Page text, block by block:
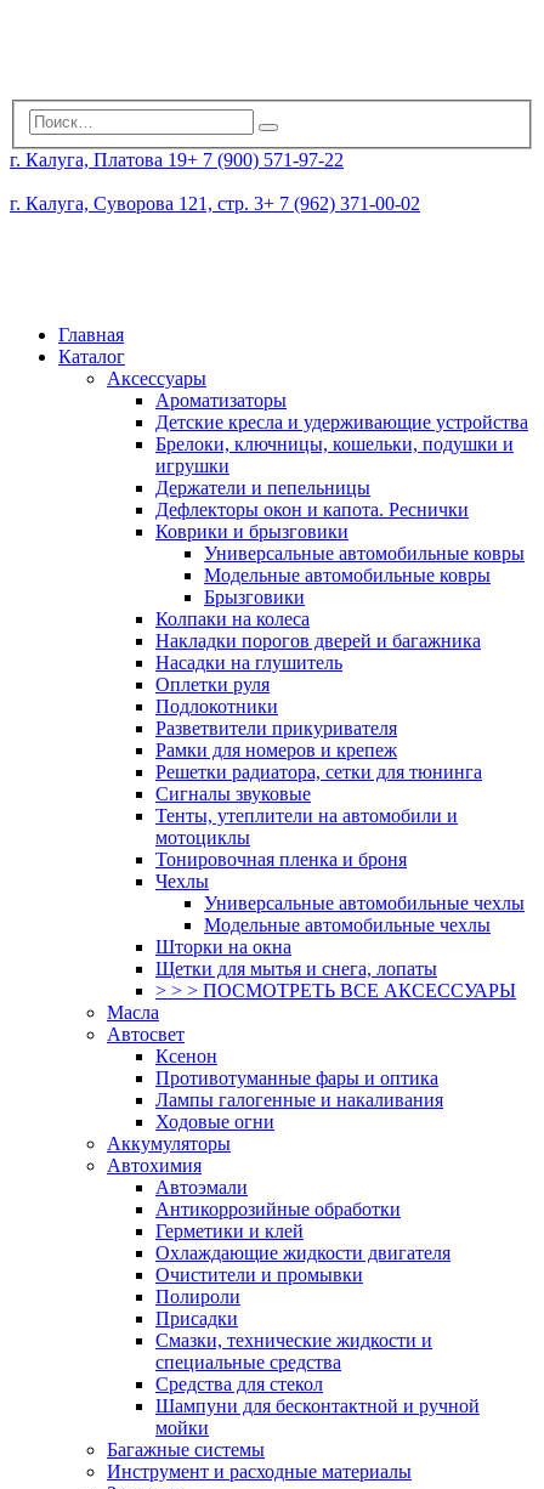
г. Калуга, Платова 19+ 7 (900) 571-97-22
г. Калуга, Суворова 121, стр. 3+ 7 (962) 371-00-02
Главная
Каталог
Аксессуары
Ароматизаторы
Детские кресла и удерживающие устройства
Брелоки, ключницы, кошельки, подушки и
игрушки
Держатели и пепельницы
Дефлекторы окон и капота. Реснички
Коврики и брызговики
Универсальные автомобильные ковры
Модельные автомобильные ковры
Брызговики
Колпаки на колеса
Накладки порогов дверей и багажника
Насадки на глушитель
Оплетки руля
Подлокотники
Разветвители прикуривателя
Рамки для номеров и крепеж
Решетки радиатора, сетки для тюнинга
Сигналы звуковые
Тенты, утеплители на автомобили и
мотоциклы
Тонировочная пленка и броня
Чехлы
Универсальные автомобильные чехлы
Модельные автомобильные чехлы
Шторки на окна
Щетки для мытья и снега, лопаты
> > > ПОСМОТРЕТЬ ВСЕ АКСЕССУАРЫ
Масла
Автосвет
Ксенон
Противотуманные фары и оптика
Лампы галогенные и накаливания
Ходовые огни
Аккумуляторы
Автохимия
Автоэмали
Антикоррозийные обработки
Герметики и клей
Охлаждающие жидкости двигателя
Очистители и промывки
Полироли
Присадки
Смазки, технические жидкости и
специальные средства
Средства для стекол
Шампуни для бесконтактной и ручной
мойки
Багажные системы
Инструмент и расходные материалы